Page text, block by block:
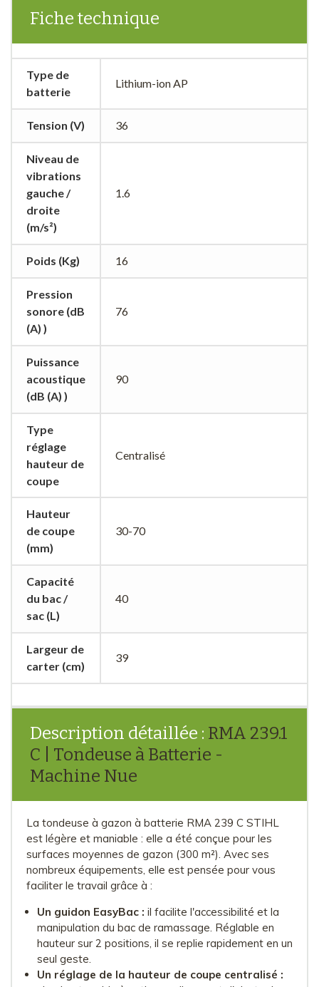
Fiche technique
Type de
batterie
Lithium-ion AP
Tension (V) 36
Niveau de
vibrations
gauche /
droite
(m/s²)
1.6
Poids (Kg) 16
Pression
sonore (dB
(A) )
76
Puissance
acoustique
(dB (A) )
90
Type
réglage
hauteur de
coupe
Centralisé
Hauteur
de coupe
(mm)
30-70
Capacité
du bac /
sac (L)
40
Largeur de
carter (cm)
39
Description détaillée : RMA 239.1
C | Tondeuse à Batterie -
Machine Nue
La tondeuse à gazon à batterie RMA 239 C STIHL
est légère et maniable : elle a été conçue pour les
surfaces moyennes de gazon (300 m²). Avec ses
nombreux équipements, elle est pensée pour vous
faciliter le travail grâce à :
Un guidon EasyBac : il facilite l'accessibilité et la
manipulation du bac de ramassage. Réglable en
hauteur sur 2 positions, il se replie rapidement en un
seul geste.
Un réglage de la hauteur de coupe centralisé :